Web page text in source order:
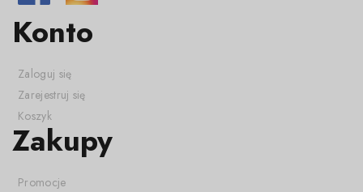
Konto
Zaloguj się
Zarejestruj się
Koszyk
Zakupy
Promocje